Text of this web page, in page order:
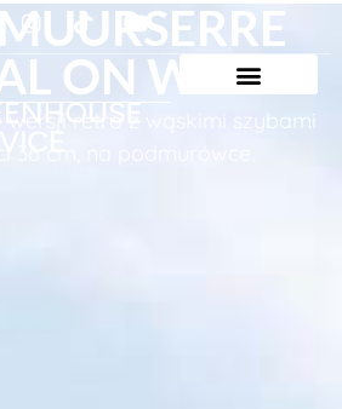
ON WALL
wersji retro z wąskimi szybami
36 cm, na podmurówce.